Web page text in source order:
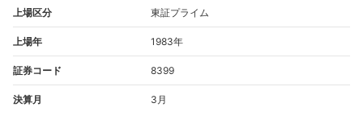
上場区分 東証プライム
上場年 1983年
証券コード 8399
決算月 3月